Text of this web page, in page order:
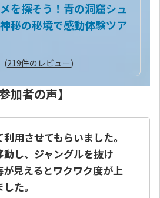
を探そう！青の洞窟シュ
秘の秘境で感動体験ツア
(219件のレビュー)
参加者の声】
用させてもらいました。
動し、ジャングルを抜け
が見えるとワクワク度が上
た。